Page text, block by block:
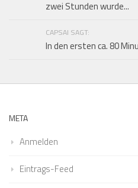
zwei Stunden wurde...
CAPSAI SAGT:
In den ersten ca. 80
META
Anmelden
Eintrags-Feed